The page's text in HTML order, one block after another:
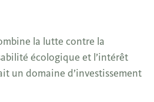
la lutte contre la
écologique et l’intérêt
un domaine d’investissement